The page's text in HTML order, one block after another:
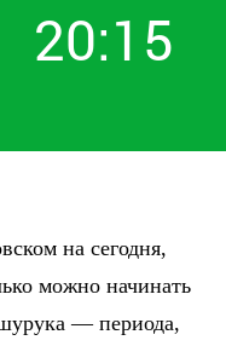
20:15
на сегодня,
можно начинать
— периода,